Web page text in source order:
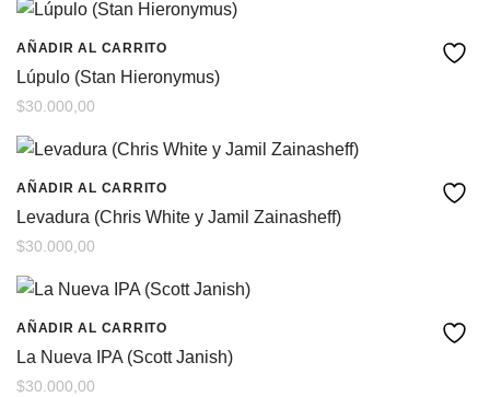
AÑADIR AL CARRITO
Lúpulo (Stan Hieronymus)
$30.000,00
AÑADIR AL CARRITO
Levadura (Chris White y Jamil Zainasheff)
$30.000,00
AÑADIR AL CARRITO
La Nueva IPA (Scott Janish)
$30.000,00